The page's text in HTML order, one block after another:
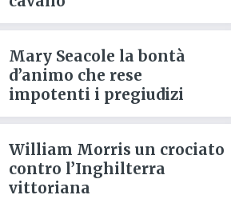
Mary Seacole la bontà
d’animo che rese
impotenti i pregiudizi
William Morris un crociato
contro l’Inghilterra
vittoriana